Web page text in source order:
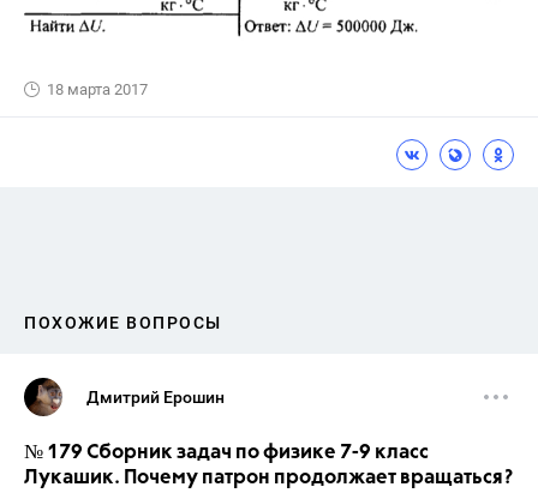
18 марта 2017
ПОХОЖИЕ ВОПРОСЫ
Дмитрий Ерошин
№ 179 Сборник задач по физике 7-9 класс
Лукашик. Почему патрон продолжает вращаться?